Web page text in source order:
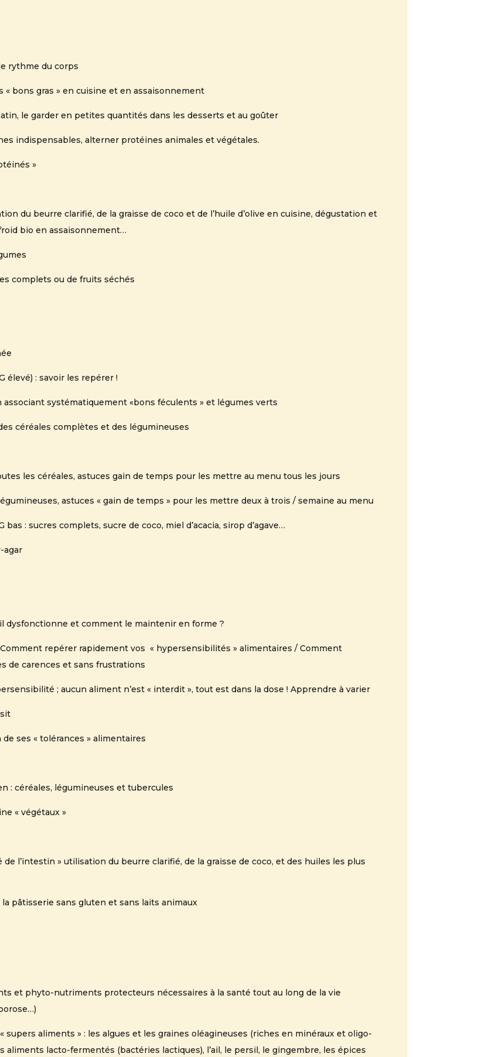
rythme du corps
bons gras » en cuisine et en assaisonnement
le garder en petites quantités dans les desserts et au goûter
indispensables, alterner protéines animales et végétales.
»
du beurre clarifié, de la graisse de coco et de l’huile d’olive en cuisine, dégustation et
bio en assaisonnement…
complets ou de fruits séchés
élevé) : savoir les repérer !
systématiquement «bons féculents » et légumes verts
céréales complètes et des légumineuses
les céréales, astuces gain de temps pour les mettre au menu tous les jours
astuces « gain de temps » pour les mettre deux à trois / semaine au menu
: sucres complets, sucre de coco, miel d’acacia, sirop d’agave…
agar
dysfonctionne et comment le maintenir en forme ?
repérer rapidement vos « hypersensibilités » alimentaires / Comment
de carences et sans frustrations
; aucun aliment n’est « interdit », tout est dans la dose ! Apprendre à varier
ses « tolérances » alimentaires
: céréales, légumineuses et tubercules
« végétaux »
l’intestin » utilisation du beurre clarifié, de la graisse de coco, et des huiles les plus
pâtisserie sans gluten et sans laits animaux
et phyto-nutriments protecteurs nécessaires à la santé tout au long de la vie
aliments » : les algues et les graines oléagineuses (riches en minéraux et oligo-
aliments lacto-fermentés (bactéries lactiques), l’ail, le persil, le gingembre, les épices